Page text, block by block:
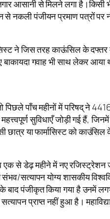
आसानी से मिलने लगा
नकली पंजीयन प्रमाण पत्रों
ने जिस तरह काऊंसिल के
बाकायदा गवाह भी साथ लेकर
पिछले पाँच महीनों में परिषद् ने
सुविधाएँ जोड़ी गई हैं,
या फार्मासिस्ट को
से डेढ़ महीने में नए
सत्यापन योग्य शासकीय
बाद पंजीकृत किया गया है उनमें
सत्यापन प्राप्त नहीं हुआ है।